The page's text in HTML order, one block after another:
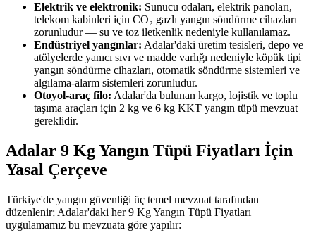
Elektrik ve elektronik: Sunucu odaları, elektrik panoları,
telekom kabinleri için CO₂ gazlı yangın söndürme cihazları
zorunludur — su ve toz iletkenlik nedeniyle kullanılamaz.
Endüstriyel yangınlar: Adalar'daki üretim tesisleri, depo ve
atölyelerde yanıcı sıvı ve madde varlığı nedeniyle köpük tipi
yangın söndürme cihazları, otomatik söndürme sistemleri ve
algılama-alarm sistemleri zorunludur.
Otoyol-araç filo: Adalar'da bulunan kargo, lojistik ve toplu
taşıma araçları için 2 kg ve 6 kg KKT yangın tüpü mevzuat
gereklidir.
Adalar 9 Kg Yangın Tüpü Fiyatları İçin
Yasal Çerçeve
Türkiye'de yangın güvenliği üç temel mevzuat tarafından
düzenlenir; Adalar'daki her 9 Kg Yangın Tüpü Fiyatları
uygulamamız bu mevzuata göre yapılır: